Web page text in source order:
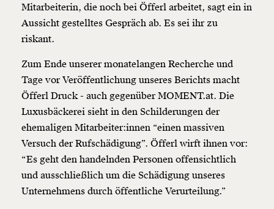
Mitarbeiterin, die noch bei Öfferl arbeitet, sagt ein in
Aussicht gestelltes Gespräch ab. Es sei ihr zu
riskant.
Zum Ende unserer monatelangen Recherche und
Tage vor Veröffentlichung unseres Berichts macht
Öfferl Druck - auch gegenüber MOMENT.at. Die
Luxusbäckerei sieht in den Schilderungen der
ehemaligen Mitarbeiter:innen “einen massiven
Versuch der Rufschädigung”. Öfferl wirft ihnen vor:
“Es geht den handelnden Personen offensichtlich
und ausschließlich um die Schädigung unseres
Unternehmens durch öffentliche Verurteilung.”